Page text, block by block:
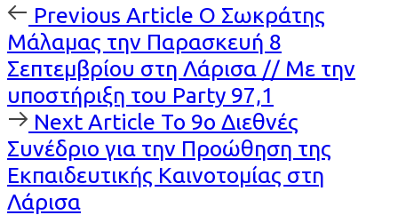
Previous
Article
Previous Article Ο Σωκράτης
Μάλαμας την Παρασκευή 8
Σεπτεμβρίου στη Λάρισα // Με την
υποστήριξη του Party 97,1
Next
Article
Next Article Το 9ο Διεθνές
Συνέδριο για την Προώθηση της
Εκπαιδευτικής Καινοτομίας στη
Λάρισα